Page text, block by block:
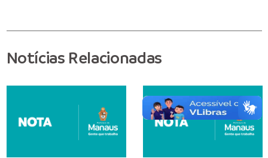
Notícias Relacionadas